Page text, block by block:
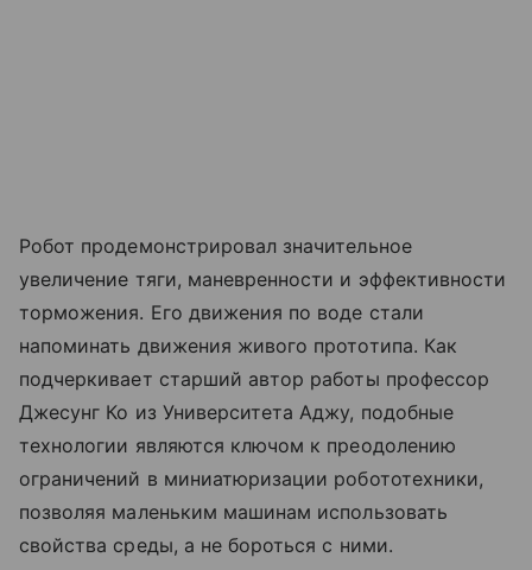
Робот продемонстрировал значительное
увеличение тяги, маневренности и эффективности
торможения. Его движения по воде стали
напоминать движения живого прототипа. Как
подчеркивает старший автор работы профессор
Джесунг Ко из Университета Аджу, подобные
технологии являются ключом к преодолению
ограничений в миниатюризации робототехники,
позволяя маленьким машинам использовать
свойства среды, а не бороться с ними.